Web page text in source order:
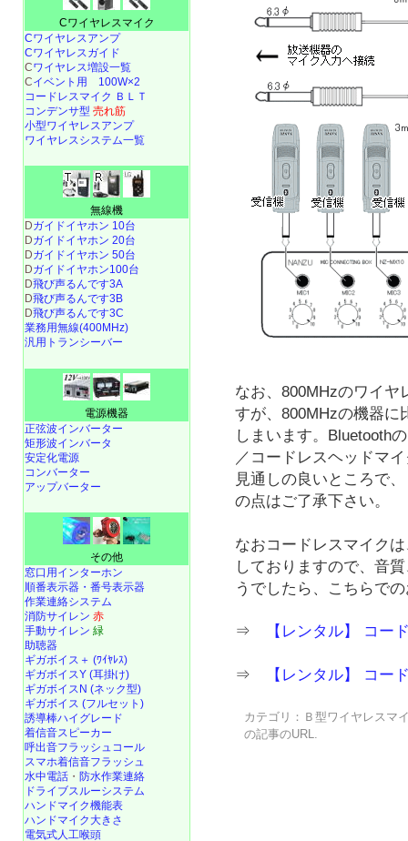
なお、800MHzのワイヤ
すが、800MHzの機器に
しまいます。Bluetooth
／コードレスヘッドマ
見通しの良いところで
の点はご了承下さい。
なおコードレスマイク
しておりますので、音
うでしたら、こちらで
⇒ 【レンタル】 コー
⇒ 【レンタル】 コー
カテゴリ： Ｂ型ワイヤレスマ
の記事のURL.
Cワイヤレスマイク
Cワイヤレスアンプ
Cワイヤレスガイド
Cワイヤレス増設一覧
Cイベント用 100W×2
コードレスマイク ＢＬＴ
コンデンサ型 売れ筋
小型ワイヤレスアンプ
ワイヤレスシステム一覧
無線機
Dガイドイヤホン 10台
Dガイドイヤホン 20台
Dガイドイヤホン 50台
Dガイドイヤホン100台
D飛び声るんです3A
D飛び声るんです3B
D飛び声るんです3C
業務用無線(400MHz)
汎用トランシーバー
電源機器
正弦波インバーター
矩形波インバータ
安定化電源
コンバーター
アップバーター
その他
窓口用インターホン
順番表示器・番号表示器
作業連絡システム
消防サイレン 赤
手動サイレン 緑
助聴器
ギガボイス＋ (ﾜｲﾔﾚｽ)
ギガボイスY (耳掛け)
ギガボイスN (ネック型)
ギガボイス (フルセット)
誘導棒ハイグレード
着信音スピーカー
呼出音フラッシュコール
スマホ着信音フラッシュ
水中電話 ・ 防水作業連絡
ドライブスルーシステム
ハンドマイク機能表
ハンドマイク大きさ
電気式人工喉頭